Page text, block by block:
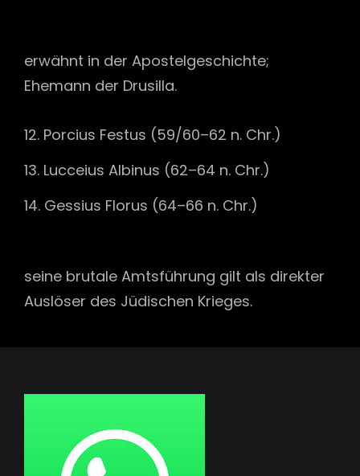
erwähnt in der Apostelgeschichte;
Ehemann der Drusilla.
Porcius Festus (59/60–62 n. Chr.)
Lucceius Albinus (62–64 n. Chr.)
Gessius Florus (64–66 n. Chr.)
seine brutale Amtsführung gilt als direkter
Auslöser des Jüdischen Krieges.